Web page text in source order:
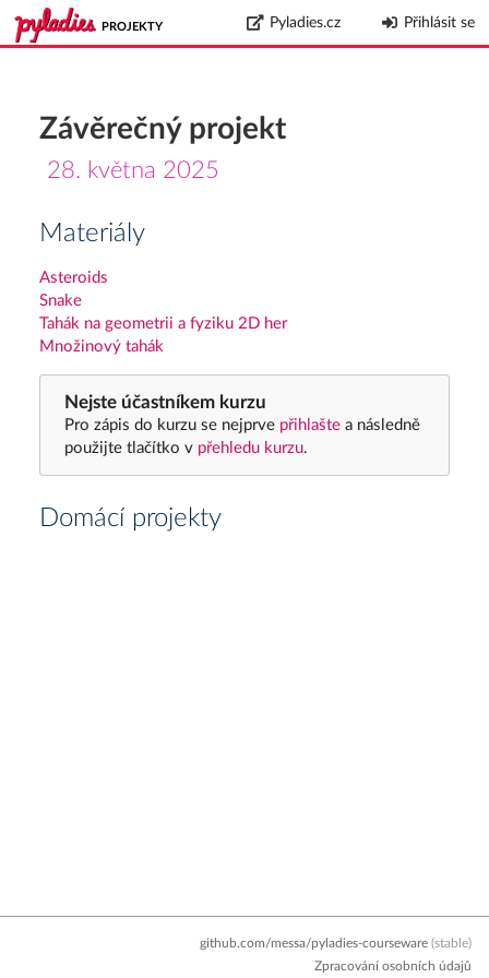
PROJEKTY Pyladies.cz Přihlásit se
Závěrečný projekt
28. května 2025
Materiály
Asteroids
Snake
Tahák na geometrii a fyziku 2D her
Množinový tahák
Nejste účastníkem kurzu
Pro zápis do kurzu se nejprvepřihlašte a následně
použijte tlačítko vpřehledu kurzu.
Domácí projekty
github.com/messa/pyladies-courseware (stable)
Zpracování osobních údajů